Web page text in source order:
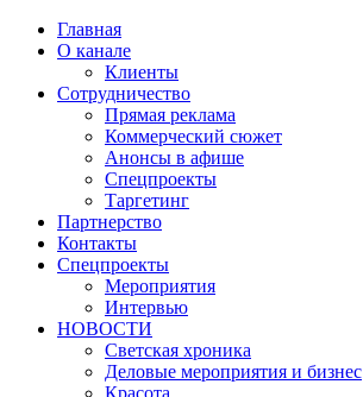
Главная
О канале
Клиенты
Сотрудничество
Прямая реклама
Коммерческий сюжет
Анонсы в афише
Cпецпроекты
Таргетинг
Партнерство
Контакты
Спецпроекты
Мероприятия
Интервью
НОВОСТИ
Светская хроника
Деловые мероприятия и бизнес
Красота